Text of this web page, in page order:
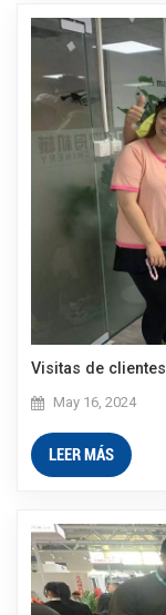
Visitas de clientes
May 16, 2024
LEER MÁS